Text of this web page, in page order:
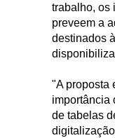
trabalho, os
preveem a
destinados
"A proposta
importância
de tabelas